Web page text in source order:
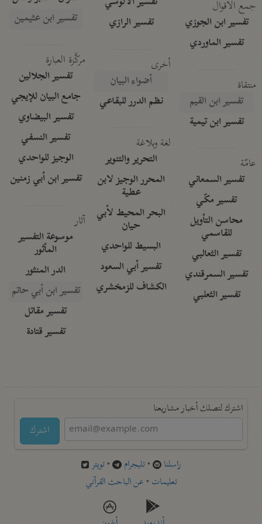
جمع الأقوال
تفسير ابن الجوزي
تفسير الماوردي
منتقاة
تفسير ابن القيم
تفسير ابن تيمية
عامّة
تفسير السمعاني
تفسير مكّي
محاسن التأويل
للقاسمي
تفسير الثعالبي
تفسير السمرقندي
تفسير الثعلبي
تفسير الرازي
أخرى
أضواء البيان
نظم الدرر للبقاعي
لغة وبلاغة
التحرير والتنوير
المحرر الوجيز لابن
عطية
البحر المحيط لأبي
حيان
البسيط للواحدي
تفسير أبي السعود
الكشاف للزمخشري
تفسير ابن عثيمين
مركَّزة العبارة
تفسير الجلالين
جامع البيان للإيجي
تفسير البيضاوي
تفسير النسفي
الوجيز للواحدي
تفسير ابن أبي زمنين
آثار
موسوعة التفسير
المأثور
الدر المنثور
تفسير ابن أبي حاتم
تفسير مقاتل
تفسير قتادة
اشترك لتصلك أخبار مشاريعنا
اشترك
راسلنا •تليجرام •تويتر
تعليمات •عن الباحث القرآني